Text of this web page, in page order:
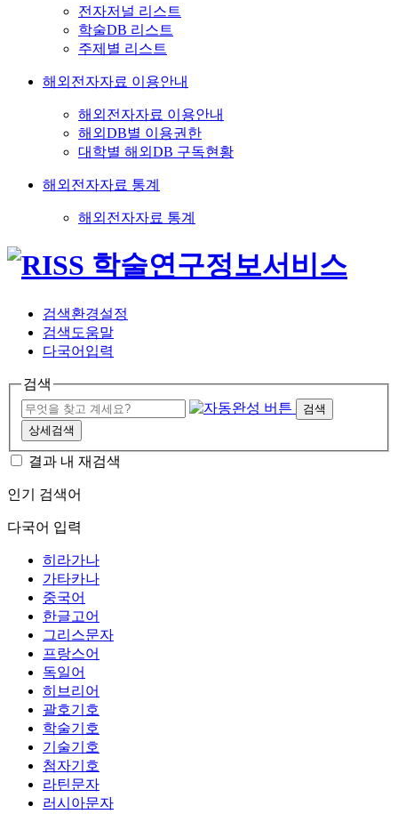
전자저널 리스트
학술DB 리스트
주제별 리스트
해외전자자료 이용안내
해외전자자료 이용안내
해외DB별 이용권한
대학별 해외DB 구독현황
해외전자자료 통계
해외전자자료 통계
검색환경설정
검색도움말
다국어입력
검색
검색
상세검색
결과 내 재검색
인기 검색어
다국어 입력
히라가나
가타카나
중국어
한글고어
그리스문자
프랑스어
독일어
히브리어
괄호기호
학술기호
기술기호
첨자기호
라틴문자
러시아문자